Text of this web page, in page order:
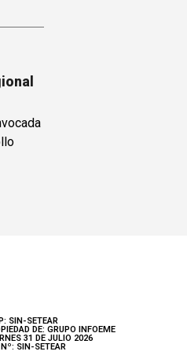
SIN-SETEAR
DE: GRUPO INFOEME
31 DE JULIO 2026
SIN-SETEAR